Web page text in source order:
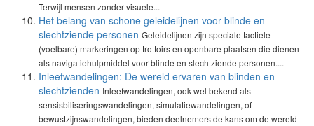
Terwijl mensen zonder visuele...
Het belang van schone geleidelijnen voor blinde en
slechtziende personen Geleidelijnen zijn speciale tactiele
(voelbare) markeringen op trottoirs en openbare plaatsen die dienen
als navigatiehulpmiddel voor blinde en slechtziende personen....
Inleefwandelingen: De wereld ervaren van blinden en
slechtzienden Inleefwandelingen, ook wel bekend als
sensisbiliseringswandelingen, simulatiewandelingen, of
bewustzijnswandelingen, bieden deelnemers de kans om de wereld